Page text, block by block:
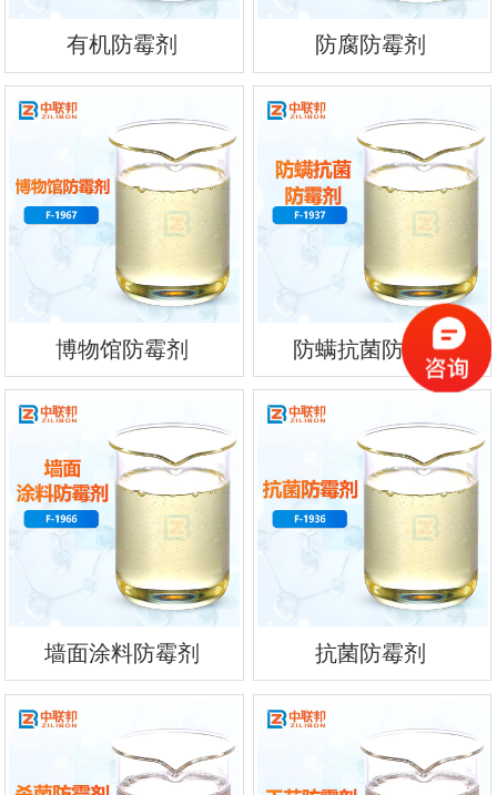
有机防霉剂 防腐防霉剂
博物馆防霉剂 防螨抗菌防霉剂
墙面涂料防霉剂 抗菌防霉剂